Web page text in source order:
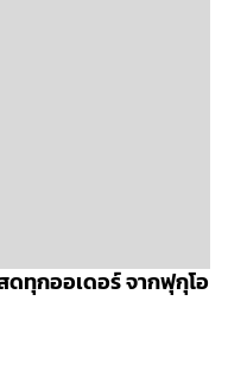
ดทุกออเดอร์ จากฟุกุโอ